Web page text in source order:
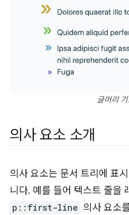
글머리
의사 요소 소개
의사 요소는 문서 트리에 표
니다. 예를 들어 텍스트 줄을
p::first-line 의사 요소